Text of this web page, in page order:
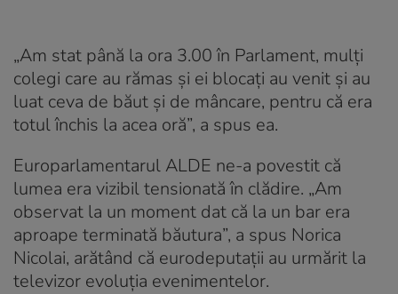
„Am stat până la ora 3.00 în Parlament, mulţi
colegi care au rămas şi ei blocaţi au venit şi au
luat ceva de băut şi de mâncare, pentru că era
totul închis la acea oră”, a spus ea.
Europarlamentarul ALDE ne-a povestit că
lumea era vizibil tensionată în clădire. „Am
observat la un moment dat că la un bar era
aproape terminată băutura”, a spus Norica
Nicolai, arătând că eurodeputaţii au urmărit la
televizor evoluţia evenimentelor.